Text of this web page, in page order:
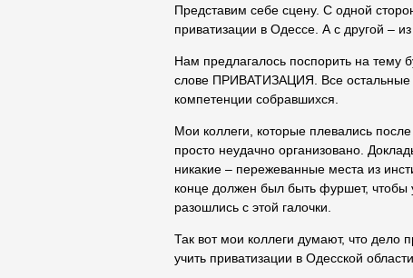
Представим себе сцену. С одной
приватизации в Одессе. А с другой –
Нам предлагалось поспорить на тему
слове ПРИВАТИЗАЦИЯ. Все остальные
компетенции собравшихся.
Мои коллеги, которые плевались
просто неудачно организовано.
никакие – пережеванные места из
конце должен был быть фуршет, чтобы
разошлись с этой галочки.
Так вот мои коллеги думают, что дело
учить приватизации в Одесской